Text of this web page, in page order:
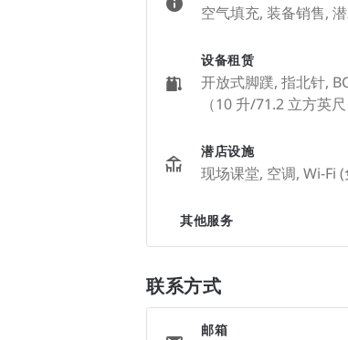
空气填充, 装备销售,
设备租赁
开放式脚蹼, 指北针,
（10 升/71.2 立方英尺
潜店设施
现场课堂, 空调, Wi-Fi
其他服务
联系方式
邮箱